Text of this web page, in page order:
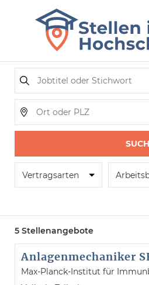
Vertragsarten
5 Stellenangebote